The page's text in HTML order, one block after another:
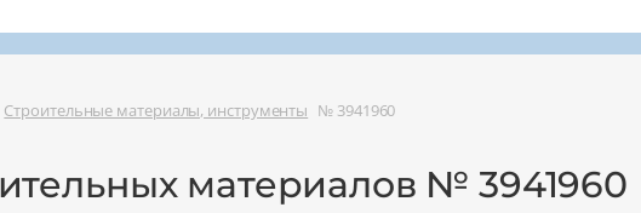
Строительные материалы, инструменты № 3941960
материалов № 3941960